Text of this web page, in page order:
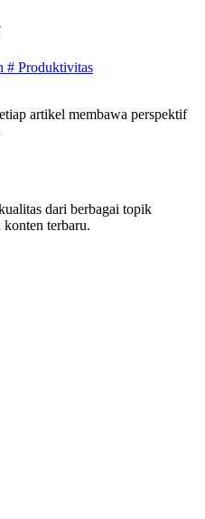
# Produktivitas
artikel membawa perspektif
dari berbagai topik
terbaru.